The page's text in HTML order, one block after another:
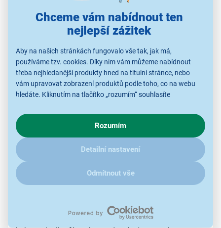
Chceme vám nabídnout ten
nejlepší zážitek
Aby na našich stránkách fungovalo vše tak, jak má,
používáme tzv. cookies. Díky nim vám můžeme nabídnout
třeba nejhledanější produkty hned na titulní stránce, nebo
vám upravovat zobrazení produktů podle toho, co na webu
hledáte. Kliknutím na tlačítko „rozumím“ souhlasíte
chování na webu pro zobrazení cílených reklam. Pokud vás
zajímají detaily, jak u nás s cookies a dalšími údaji pracujeme,
kliknětesem.
Rozumím
Detailní nastavení
Odmítnout vše
smaltovaný vnitřek
pro talíře do 25,5 cm
rozměry (š × v × h): 440 × 259 × 364 mm
výkonem 700 Wohřejete opozdilcům oběd už